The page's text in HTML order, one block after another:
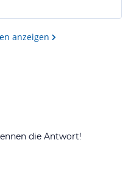
anzeigen
die Antwort!